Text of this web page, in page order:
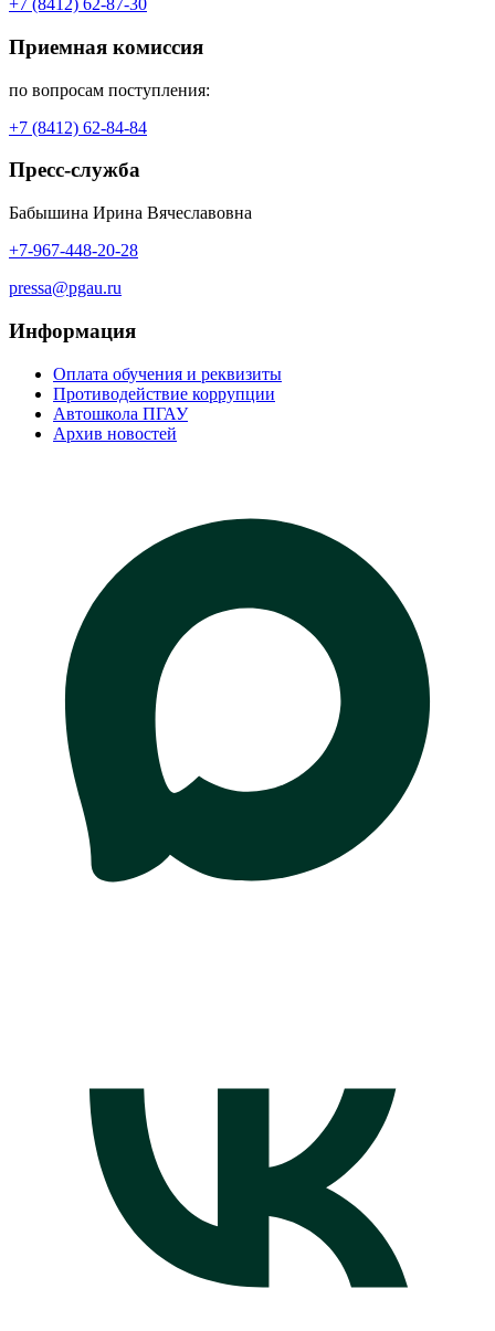
+7 (8412) 62-87-30
Приемная комиссия
по вопросам поступления:
+7 (8412) 62-84-84
Пресс-служба
Бабышина Ирина Вячеславовна
+7-967-448-20-28
pressa@pgau.ru
Информация
Оплата обучения и реквизиты
Противодействие коррупции
Автошкола ПГАУ
Архив новостей